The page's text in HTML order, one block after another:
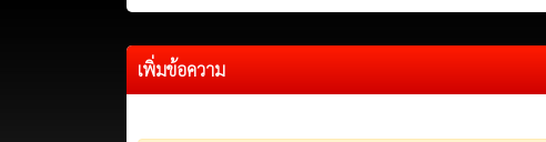
เพิ่มข้อความ